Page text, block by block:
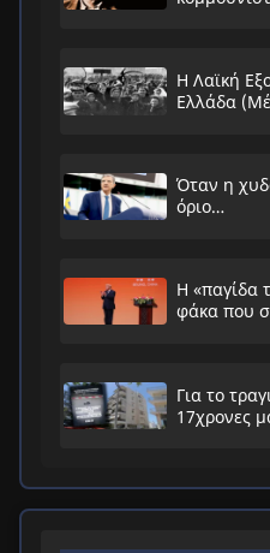
Η Λαϊκή
Ελλάδα
Όταν η
όριο…
Η «παγίδα
φάκα που
Για το
17χρονες